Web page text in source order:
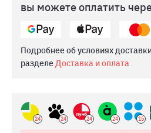
вы можете оплатить
Подробнее об условиях
разделеДоставка и оплата
24 24 24 24 15